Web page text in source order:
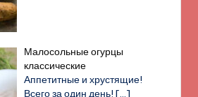
Малосольные огурцы
классические
Аппетитные и хрустящие!
Всего за один день![…]